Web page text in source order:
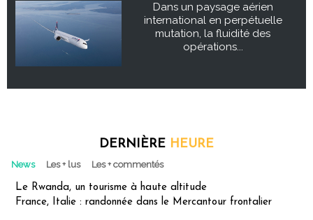
Dans un paysage aérien
international en perpétuelle
mutation, la fluidité des
opérations...
DERNIÈRE HEURE
News Les + lus Les + commentés
Le Rwanda, un tourisme à haute altitude
France, Italie : randonnée dans le Mercantour frontalier